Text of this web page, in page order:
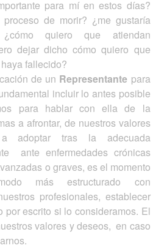
para mí en estos días?
de morir? ¿me gustaría
quiero que atiendan
dejar dicho cómo quiero que
fallecido?
de un Representante para
incluir lo antes posible
para hablar con ella de la
a afrontar, de nuestros valores
adoptar tras la adecuada
ante enfermedades crónicas
o graves, es el momento
más estructurado con
profesionales, establecer
por escrito si lo consideramos. El
valores y deseos, en caso